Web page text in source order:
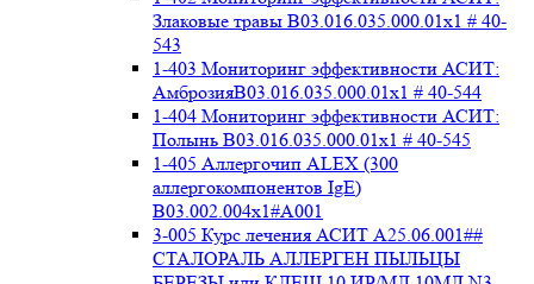
Злаковые травы B03.016.035.000.01x1 # 40-
543
1-403 Мониторинг эффективности АСИТ:
АмброзияB03.016.035.000.01x1 # 40-544
1-404 Мониторинг эффективности АСИТ:
Полынь B03.016.035.000.01x1 # 40-545
1-405 Аллергочип ALEX (300
аллергокомпонентов IgE)
В03.002.004x1#А001
3-005 Курс лечения АСИТ А25.06.001##
СТАЛОРАЛЬ АЛЛЕРГЕН ПЫЛЬЦЫ